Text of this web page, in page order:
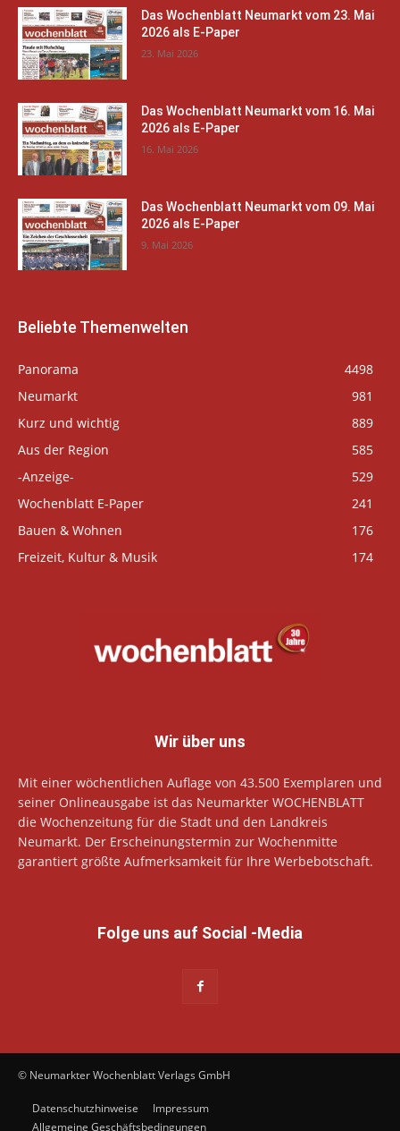
Das Wochenblatt Neumarkt vom 23. Mai
2026 als E-Paper
23. Mai 2026
Das Wochenblatt Neumarkt vom 16. Mai
2026 als E-Paper
16. Mai 2026
Das Wochenblatt Neumarkt vom 09. Mai
2026 als E-Paper
9. Mai 2026
Beliebte Themenwelten
Panorama
4498
Neumarkt
981
Kurz und wichtig
889
Aus der Region
585
-Anzeige-
529
Wochenblatt E-Paper
241
Bauen & Wohnen
176
Freizeit, Kultur & Musik
174
Wir über uns
Mit einer wöchentlichen Auflage von 43.500 Exemplaren und
seiner Onlineausgabe ist das Neumarkter WOCHENBLATT
die Wochenzeitung für die Stadt und den Landkreis
Neumarkt. Der Erscheinungstermin zur Wochenmitte
garantiert größte Aufmerksamkeit für Ihre Werbebotschaft.
Folge uns auf Social -Media
© Neumarkter Wochenblatt Verlags GmbH
Datenschutzhinweise
Impressum
Allgemeine Geschäftsbedingungen